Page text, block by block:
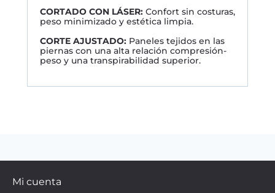
CORTADO CON LÁSER: Confort sin costuras,
peso minimizado y estética limpia.
CORTE AJUSTADO: Paneles tejidos en las
piernas con una alta relación compresión-
peso y una transpirabilidad superior.
Mi cuenta